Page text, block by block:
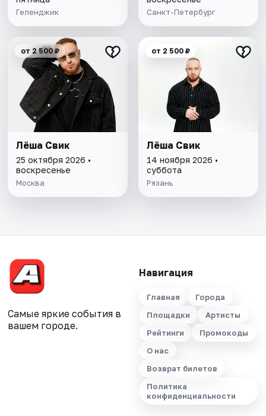
Геленджик Санкт-Петербург
от 2 500 ₽
Лёша Свик
25 октября 2026 •
воскресенье
Москва
от 2 500 ₽
Лёша Свик
14 ноября 2026 •
суббота
Рязань
Самые яркие события в
вашем городе.
Навигация
Главная
Города
Площадки
Артисты
Рейтинги
Промокоды
О нас
Возврат билетов
Политика
конфиденциальности